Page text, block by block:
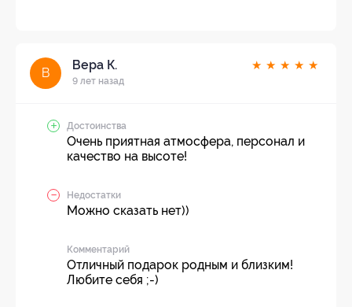
В
Вера К.
9 лет назад
★ ★ ★ ★ ★
Достоинства
Очень приятная атмосфера, персонал и
качество на высоте!
Недостатки
Можно сказать нет))
Комментарий
Отличный подарок родным и близким!
Любите себя ;-)